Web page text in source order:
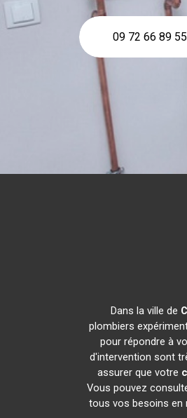
09 72 66 89 55
Dans la ville de
plombiers
pour répondre à
d'intervention sont
assurer que votre
Vous pouvez
tous vos besoins en